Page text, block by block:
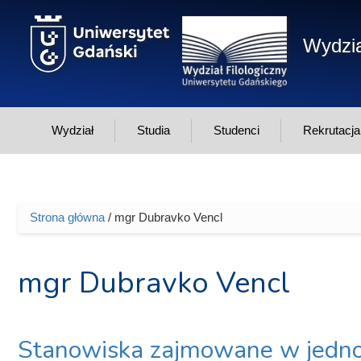
Wydział Studia Studenci Rekrutacja
Jesteś tutaj
Strona główna / mgr Dubravko Vencl
mgr Dubravko Vencl
Stanowiska zajmowane w